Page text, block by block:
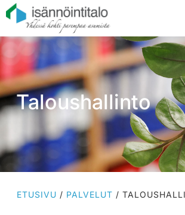
Taloushallinto
ETUSIVU / PALVELUT /